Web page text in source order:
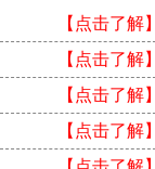
【点击了解】
【点击了解】
【点击了解】
【点击了解】